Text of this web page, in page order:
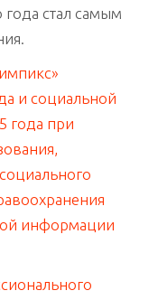
года стал самым
и социальной
года при
информации